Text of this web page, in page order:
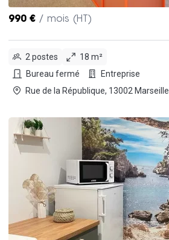
990 € / mois (HT)
2 postes
18 m²
Bureau fermé
Entreprise
Rue de la République, 13002 Marseille